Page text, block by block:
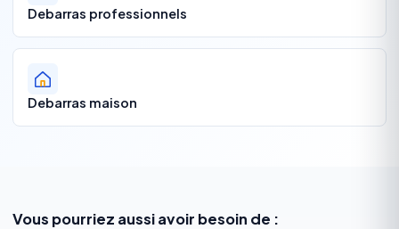
Debarras professionnels
Debarras maison
Vous pourriez aussi avoir besoin de :